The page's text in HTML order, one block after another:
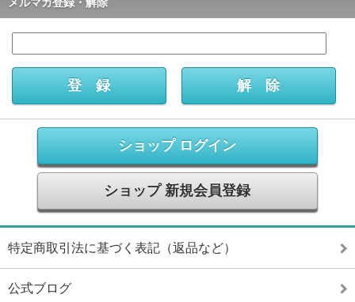
メルマガ登録・解除
ショップ ログイン
ショップ 新規会員登録
特定商取引法に基づく表記（返品など）
公式ブログ